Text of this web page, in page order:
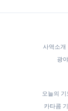
사역소개
광
오늘의 기
카타콤